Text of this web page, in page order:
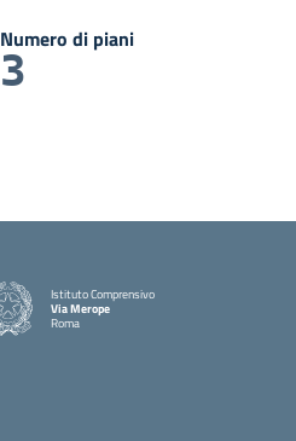
Numero di piani
3
Istituto Comprensivo
Via Merope
Roma